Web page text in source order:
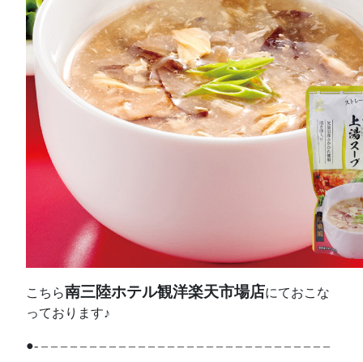
こちら南三陸ホテル観洋楽天市場店にておこな
っております♪
●- – – – – – – – – – – – – – – – – – – – – – – – – – – – – – –